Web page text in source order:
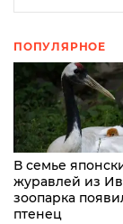
ПОПУЛЯРНОЕ
В семье
журавлей из
зоопарка
птенец